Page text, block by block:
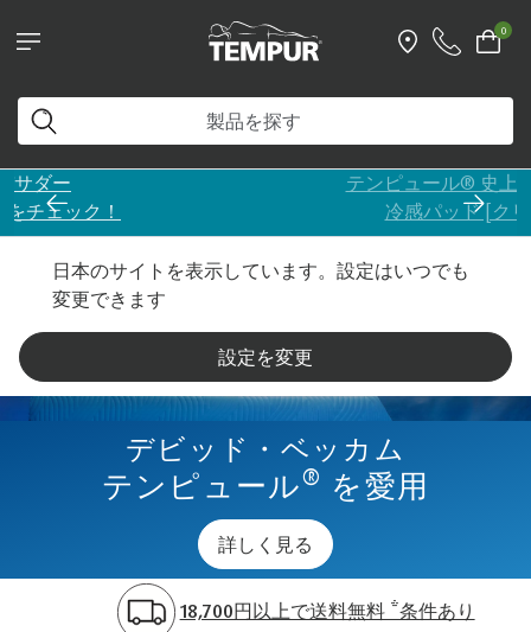
0
テンピュール® 史上、一番ひんやり
日本のサイトを表示しています。設定はいつでも
変更できます
設定を変更
デビッド・ベッカム
テンピュール® を愛用
詳しく見る
18,700円以上で送料無料 *条件あり